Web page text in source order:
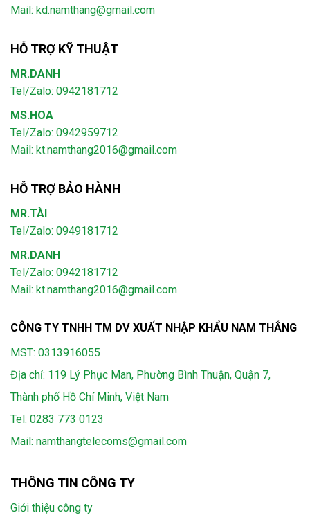
Mail: kd.namthang@gmail.com
HỖ TRỢ KỸ THUẬT
MR.DANH
Tel/Zalo: 0942181712
MS.HOA
Tel/Zalo: 0942959712
Mail: kt.namthang2016@gmail.com
HỖ TRỢ BẢO HÀNH
MR.TÀI
Tel/Zalo: 0949181712
MR.DANH
Tel/Zalo: 0942181712
Mail: kt.namthang2016@gmail.com
CÔNG TY TNHH TM DV XUẤT NHẬP KHẨU NAM THẮNG
MST: 0313916055
Địa chỉ: 119 Lý Phục Man, Phường Bình Thuận, Quận 7,
Thành phố Hồ Chí Minh, Việt Nam
Tel: 0283 773 0123
Mail: namthangtelecoms@gmail.com
THÔNG TIN CÔNG TY
Giới thiệu công ty